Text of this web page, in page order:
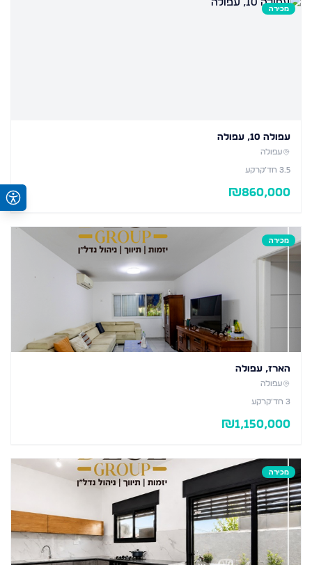
מכירה
עפולה 10, עפולה
עפולה
3.5 חד׳קרקע
₪860,000
מכירה
הארז, עפולה
עפולה
3 חד׳קרקע
₪1,150,000
מכירה